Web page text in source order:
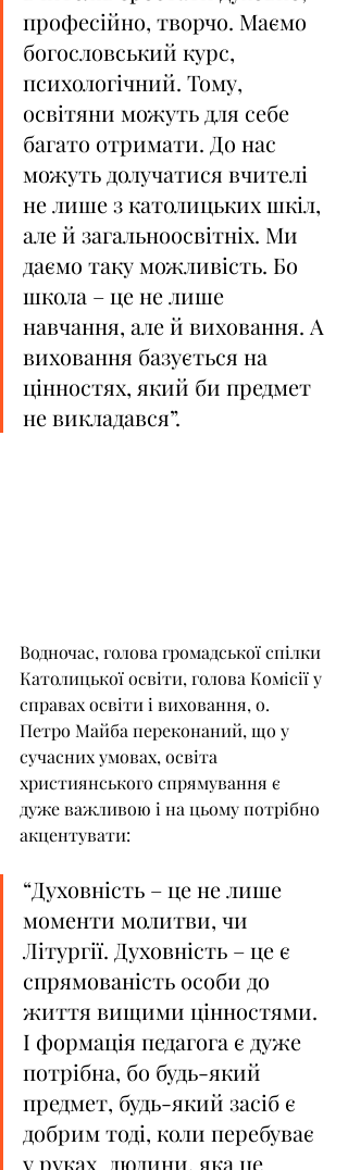
професійно, творчо. Маємо
богословський курс,
психологічний. Тому,
освітяни можуть для себе
багато отримати. До нас
можуть долучатися вчителі
не лише з католицьких шкіл,
але й загальноосвітніх. Ми
даємо таку можливість. Бо
школа – це не лише
навчання, але й виховання. А
виховання базується на
цінностях, який би предмет
не викладався”.
Водночас, голова громадської спілки
Католицької освіти, голова Комісії у
справах освіти і виховання, о.
Петро Майба переконаний, що у
сучасних умовах, освіта
християнського спрямування є
дуже важливою і на цьому потрібно
акцентувати:
“Духовність – це не лише
моменти молитви, чи
Літургії. Духовність – це є
спрямованість особи до
життя вищими цінностями.
І формація педагога є дуже
потрібна, бо будь-який
предмет, будь-який засіб є
добрим тоді, коли перебуває
у руках  людини, яка це